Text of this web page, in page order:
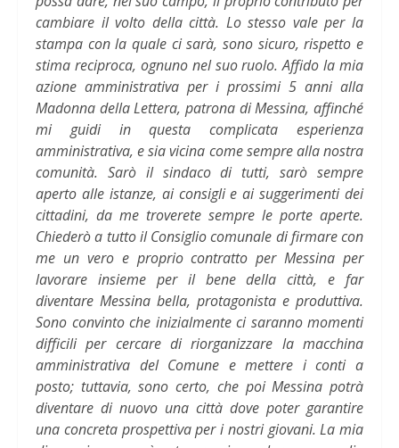
cambiare il volto della città. Lo stesso vale per la
stampa con la quale ci sarà, sono sicuro, rispetto e
stima reciproca, ognuno nel suo ruolo. Affido la mia
azione amministrativa per i prossimi 5 anni alla
Madonna della Lettera, patrona di Messina, affinché
mi guidi in questa complicata esperienza
amministrativa, e sia vicina come sempre alla nostra
comunità. Sarò il sindaco di tutti, sarò sempre
aperto alle istanze, ai consigli e ai suggerimenti dei
cittadini, da me troverete sempre le porte aperte.
Chiederò a tutto il Consiglio comunale di firmare con
me un vero e proprio contratto per Messina per
lavorare insieme per il bene della città, e far
diventare Messina bella, protagonista e produttiva.
Sono convinto che inizialmente ci saranno momenti
difficili per cercare di riorganizzare la macchina
amministrativa del Comune e mettere i conti a
posto; tuttavia, sono certo, che poi Messina potrà
diventare di nuovo una città dove poter garantire
una concreta prospettiva per i nostri giovani. La mia